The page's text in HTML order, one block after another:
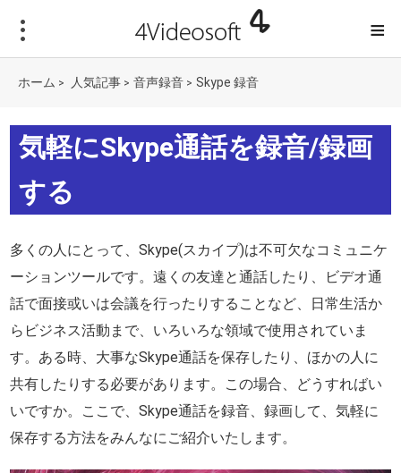
≡
ホーム > 人気記事 > 音声録音 > Skype 録音
気軽にSkype通話を録音/録画
する
多くの人にとって、Skype(スカイプ)は不可欠なコミュニケ
ーションツールです。遠くの友達と通話したり、ビデオ通
話で面接或いは会議を行ったりすることなど、日常生活か
らビジネス活動まで、いろいろな領域で使用されていま
す。ある時、大事なSkype通話を保存したり、ほかの人に
共有したりする必要があります。この場合、どうすればい
いですか。ここで、Skype通話を録音、録画して、気軽に
保存する方法をみんなにご紹介いたします。